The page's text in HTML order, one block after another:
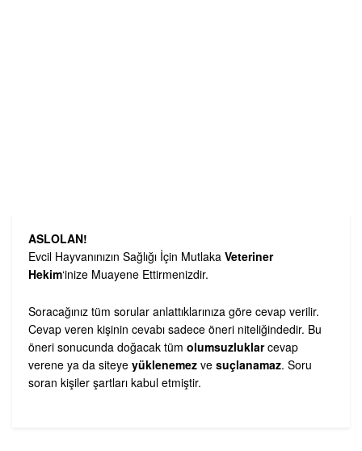
ASLOLAN!
Evcil Hayvanınızın Sağlığı İçin Mutlaka Veteriner
Hekim‘inize Muayene Ettirmenizdir.
Soracağınız tüm sorular anlattıklarınıza göre cevap verilir.
Cevap veren kişinin cevabı sadece öneri niteliğindedir. Bu
öneri sonucunda doğacak tüm olumsuzluklarcevap
verene ya da siteye yüklenemez ve suçlanamaz. Soru
soran kişiler şartları kabul etmiştir.